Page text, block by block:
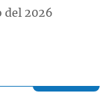
del 2026